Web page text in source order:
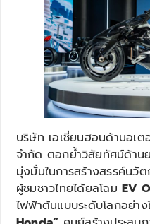
บริษัท เอเชี่ยนฮอนด้ามอเ
จำกัด ตอกย้ำวิสัยทัศน์ด้าน
มุ่งมั่นในการสร้างสรรค์นวั
ผู้ชมชาวไทยได้ยลโฉมEV
ไฟฟ้าต้นแบบระดับโลกอย่า